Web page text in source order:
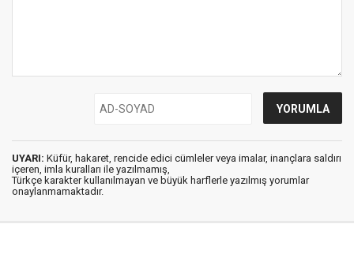
UYARI: Küfür, hakaret, rencide edici cümleler veya imalar, inançlara saldırı
içeren, imla kuralları ile yazılmamış,
Türkçe karakter kullanılmayan ve büyük harflerle yazılmış yorumlar
onaylanmamaktadır.